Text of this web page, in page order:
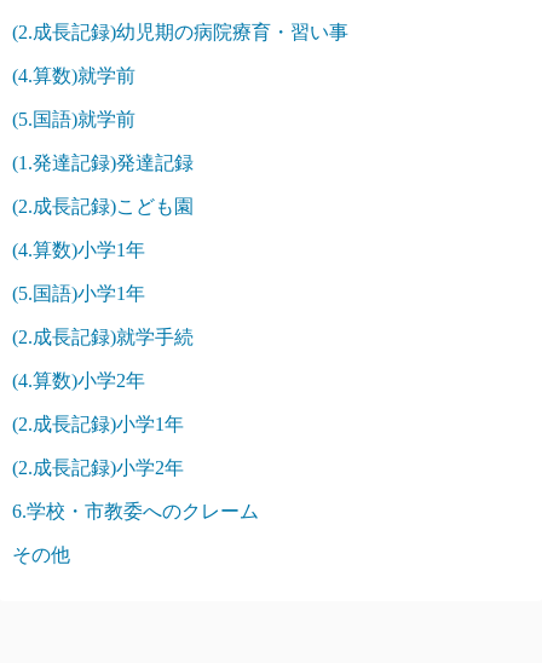
(2.成長記録)幼児期の病院療育・習い事
(4.算数)就学前
(5.国語)就学前
(1.発達記録)発達記録
(2.成長記録)こども園
(4.算数)小学1年
(5.国語)小学1年
(2.成長記録)就学手続
(4.算数)小学2年
(2.成長記録)小学1年
(2.成長記録)小学2年
6.学校・市教委へのクレーム
その他